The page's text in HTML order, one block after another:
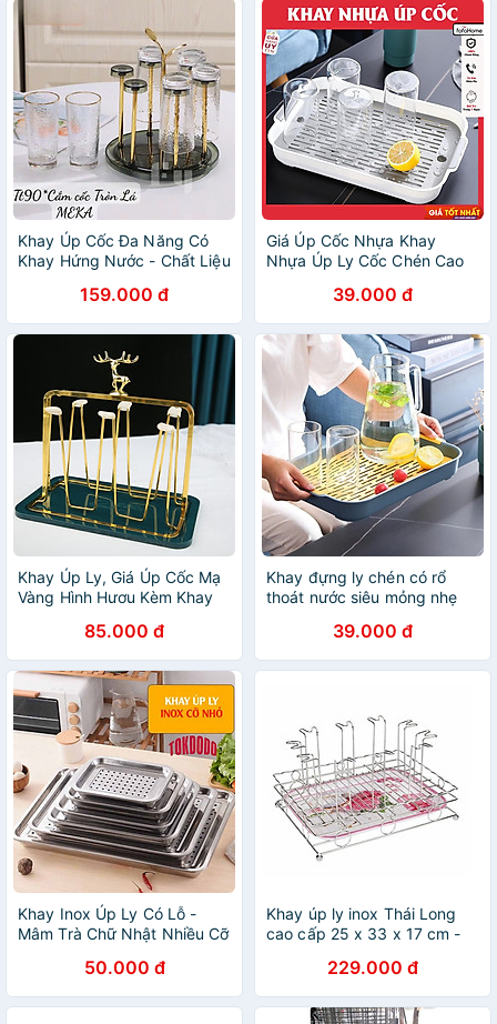
Khay Úp Cốc Đa Năng Có
Khay Hứng Nước - Chất Liệu
Trọng - HÀNG CHÍNH HÃNG
MINIIN
159.000 đ
Giá Úp Cốc Nhựa Khay
Nhựa Úp Ly Cốc Chén Cao
Tiện Dụng- Kích Thước
37x24cm Giao Màu Ngẫu
Nhiên
39.000 đ
Khay Úp Ly, Giá Úp Cốc Mạ
Vàng Hình Hươu Kèm Khay
85.000 đ
Khay đựng ly chén có rổ
thoát nước siêu mỏng nhẹ
phòng hiện đại39.000 đ
Khay Inox Úp Ly Có Lỗ -
Mâm Trà Chữ Nhật Nhiều Cỡ
50.000 đ
Khay úp ly inox Thái Long
cao cấp 25 x 33 x 17 cm -
229.000 đ